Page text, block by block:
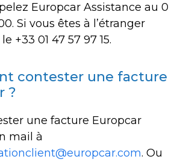
Europcar Assistance au 0
Si vous êtes à l’étranger
+33 01 47 57 97 15.
contester une facture
?
une facture Europcar
mail à
. Ou